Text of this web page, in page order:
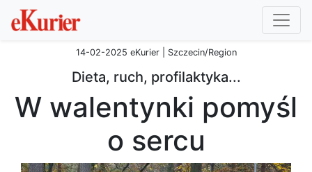
14-02-2025 eKurier | Szczecin/Region
Dieta, ruch, profilaktyka...
W walentynki pomyśl
o sercu